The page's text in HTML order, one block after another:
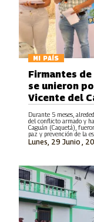
MI PAÍS
Lunes, 29 Junio ,
Firmantes
se unieron
Vicente del
Durante 5 meses,
del conflicto armado y
Caguán (Caquetá),
paz y prevención de la